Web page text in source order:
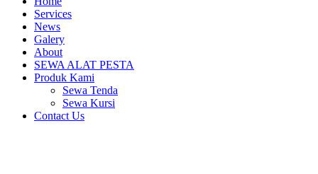
Services
News
Galery
About
SEWA ALAT PESTA
Produk Kami
Sewa Tenda
Sewa Kursi
Contact Us